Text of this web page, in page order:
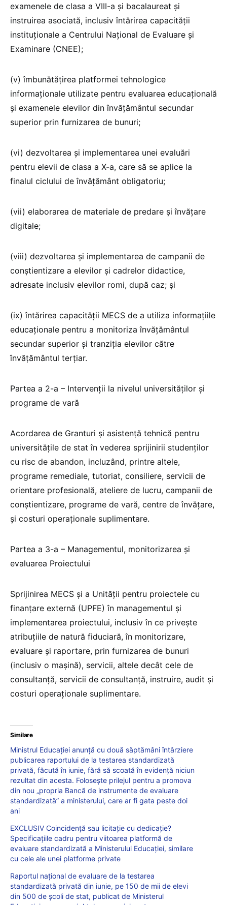
examenele de clasa a VIII-a şi bacalaureat şi
instruirea asociată, inclusiv întărirea capacităţii
instituţionale a Centrului Naţional de Evaluare şi
Examinare (CNEE);
(v) îmbunătăţirea platformei tehnologice
informaţionale utilizate pentru evaluarea educaţională
şi examenele elevilor din învăţământul secundar
superior prin furnizarea de bunuri;
(vi) dezvoltarea şi implementarea unei evaluări
pentru elevii de clasa a X-a, care să se aplice la
finalul ciclului de învăţământ obligatoriu;
(vii) elaborarea de materiale de predare şi învăţare
digitale;
(viii) dezvoltarea şi implementarea de campanii de
conştientizare a elevilor şi cadrelor didactice,
adresate inclusiv elevilor romi, după caz; şi
(ix) întărirea capacităţii MECS de a utiliza informaţiile
educaţionale pentru a monitoriza învăţământul
secundar superior şi tranziţia elevilor către
învăţământul terţiar.
Partea a 2-a – Intervenţii la nivelul universităţilor şi
programe de vară
Acordarea de Granturi şi asistenţă tehnică pentru
universităţile de stat în vederea sprijinirii studenţilor
cu risc de abandon, incluzând, printre altele,
programe remediale, tutoriat, consiliere, servicii de
orientare profesională, ateliere de lucru, campanii de
conştientizare, programe de vară, centre de învăţare,
şi costuri operaţionale suplimentare.
Partea a 3-a – Managementul, monitorizarea şi
evaluarea Proiectului
Sprijinirea MECS şi a Unităţii pentru proiectele cu
finanţare externă (UPFE) în managementul şi
implementarea proiectului, inclusiv în ce priveşte
atribuţiile de natură fiduciară, în monitorizare,
evaluare şi raportare, prin furnizarea de bunuri
(inclusiv o maşină), servicii, altele decât cele de
consultanţă, servicii de consultanţă, instruire, audit şi
costuri operaţionale suplimentare.
Similare
Ministrul Educației anunță cu două săptămâni întârziere
publicarea raportului de la testarea standardizată
privată, făcută în iunie, fără să scoată în evidență niciun
rezultat din acesta. Folosește prilejul pentru a promova
din nou „propria Bancă de instrumente de evaluare
standardizată” a ministerului, care ar fi gata peste doi
ani
EXCLUSIV Coincidență sau licitație cu dedicație?
Specificațiile cadru pentru viitoarea platformă de
evaluare standardizată a Ministerului Educației, similare
cu cele ale unei platforme private
Raportul național de evaluare de la testarea
standardizată privată din iunie, pe 150 de mii de elevi
din 500 de școli de stat, publicat de Ministerul